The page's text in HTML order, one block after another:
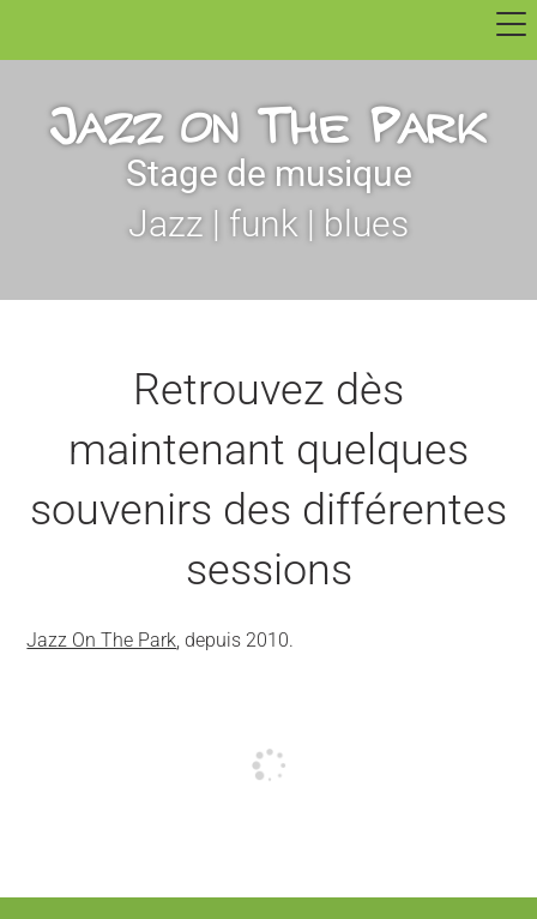
Jazz on The Park
Stage de musique
Jazz | funk | blues
Retrouvez dès
maintenant quelques
souvenirs des différentes
sessions
Jazz On The Park, depuis 2010.